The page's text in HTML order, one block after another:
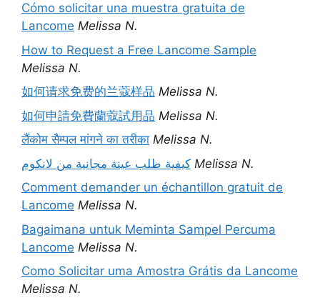
Cómo solicitar una muestra gratuita de
Lancome Melissa N.
How to Request a Free Lancome Sample
Melissa N.
如何请求免费的兰蔻样品 Melissa N.
如何申請免費蘭蔻試用品 Melissa N.
लैंकोम सैम्पल मांगने का तरीका Melissa N.
كيفية طلب عينة مجانية من لانكوم Melissa N.
Comment demander un échantillon gratuit de
Lancome Melissa N.
Bagaimana untuk Meminta Sampel Percuma
Lancome Melissa N.
Como Solicitar uma Amostra Grátis da Lancome
Melissa N.